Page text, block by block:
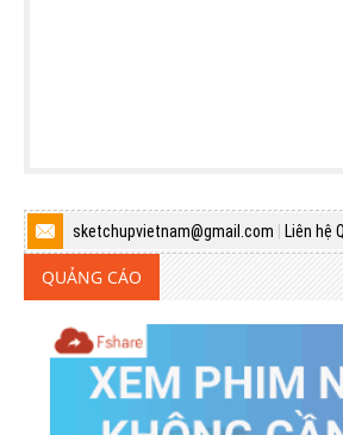
sketchupvietnam@gmail.com Liên hệ
QUẢNG CÁO